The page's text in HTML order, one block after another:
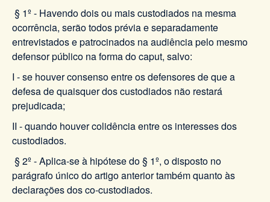
§ 1º - Havendo dois ou mais custodiados na mesma
ocorrência, serão todos prévia e separadamente
entrevistados e patrocinados na audiência pelo mesmo
defensor público na forma do caput, salvo:
I - se houver consenso entre os defensores de que a
defesa de quaisquer dos custodiados não restará
prejudicada;
II - quando houver colidência entre os interesses dos
custodiados.
§ 2º - Aplica-se à hipótese do § 1º, o disposto no
parágrafo único do artigo anterior também quanto às
declarações dos co-custodiados.